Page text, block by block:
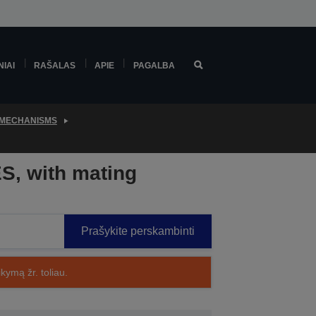
RAŠALAS APIE PAGALBA
with mating
Prašykite perskambinti
žr. toliau.